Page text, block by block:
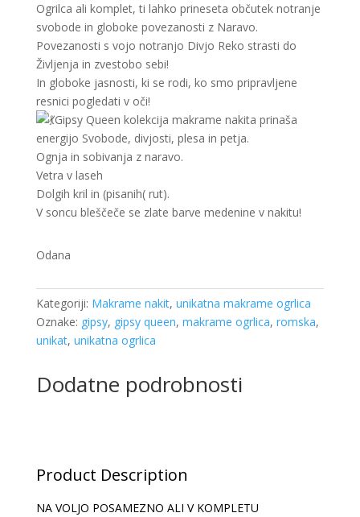
Ogrilca ali komplet, ti lahko prineseta občutek notranje
svobode in globoke povezanosti z Naravo.
Povezanosti s vojo notranjo Divjo Reko strasti do
Življenja in zvestobo sebi!
In globoke jasnosti, ki se rodi, ko smo pripravljene
resnici pogledati v oči!
Gipsy Queen kolekcija makrame nakita prinaša
energijo Svobode, divjosti, plesa in petja.
Ognja in sobivanja z naravo.
Vetra v laseh
Dolgih kril in (pisanih( rut).
V soncu bleščeče se zlate barve medenine v nakitu!
Odana
Kategoriji: Makrame nakit, unikatna makrame ogrlica
Oznake: gipsy, gipsy queen, makrame ogrlica, romska,
unikat, unikatna ogrlica
Dodatne podrobnosti
Product Description
NA VOLJO POSAMEZNO ALI V KOMPLETU